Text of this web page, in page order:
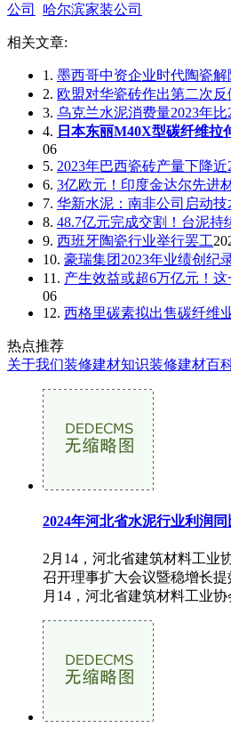
公司
哈尔滨家装公司
相关文章:
1. 墨西哥中资企业时代陶瓷
2. 欧盟对华瓷砖作出第二次
3. 乌克兰水泥消费量2023年比
4. 日本东丽M40X型碳纤维拉
06
5. 2023年巴西瓷砖产量下降近
6. 3亿欧元！印度金达尔先进
7. 华新水泥：南非公司启动
8. 48.7亿元完成交割！台泥持
9. 西班牙陶瓷行业举行罢工
10. 豪瑞集团2023年业绩创纪
11. 产生效益或超6万亿元！
06
12. 西格里碳素拟出售碳纤维
热点推荐
关于我们装修建材知识装修建材百
2024年河北省水泥行业利润
2月14，河北省建筑材料工业
召开理事扩大会议暨稳增长
月14，河北省建筑材料工业